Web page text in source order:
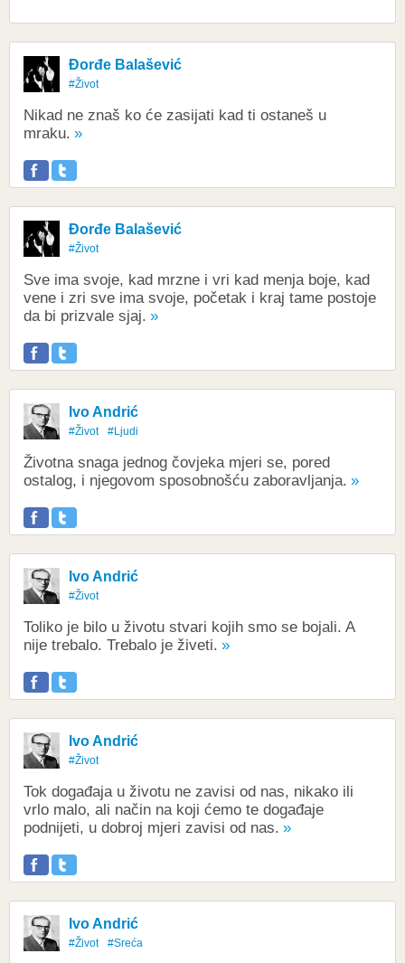
Đorđe Balašević
#Život
Nikad ne znaš ko će zasijati kad ti ostaneš u
mraku.
Đorđe Balašević
#Život
Sve ima svoje, kad mrzne i vri kad menja boje, kad
vene i zri sve ima svoje, početak i kraj tame postoje
da bi prizvale sjaj.
Ivo Andrić
#Život #Ljudi
Životna snaga jednog čovjeka mjeri se, pored
ostalog, i njegovom sposobnošću zaboravljanja.
Ivo Andrić
#Život
Toliko je bilo u životu stvari kojih smo se bojali. A
nije trebalo. Trebalo je živeti.
Ivo Andrić
#Život
Tok događaja u životu ne zavisi od nas, nikako ili
vrlo malo, ali način na koji ćemo te događaje
podnijeti, u dobroj mjeri zavisi od nas.
Ivo Andrić
#Život #Sreća